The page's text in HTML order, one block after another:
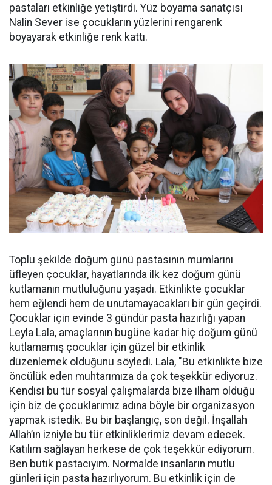
pastaları etkinliğe yetiştirdi. Yüz boyama sanatçısı
Nalin Sever ise çocukların yüzlerini rengarenk
boyayarak etkinliğe renk kattı.
Toplu şekilde doğum günü pastasının mumlarını
üfleyen çocuklar, hayatlarında ilk kez doğum günü
kutlamanın mutluluğunu yaşadı. Etkinlikte çocuklar
hem eğlendi hem de unutamayacakları bir gün geçirdi.
Çocuklar için evinde 3 gündür pasta hazırlığı yapan
Leyla Lala, amaçlarının bugüne kadar hiç doğum günü
kutlamamış çocuklar için güzel bir etkinlik
düzenlemek olduğunu söyledi. Lala, "Bu etkinlikte bize
öncülük eden muhtarımıza da çok teşekkür ediyoruz.
Kendisi bu tür sosyal çalışmalarda bize ilham olduğu
için biz de çocuklarımız adına böyle bir organizasyon
yapmak istedik. Bu bir başlangıç, son değil. İnşallah
Allah’ın izniyle bu tür etkinliklerimiz devam edecek.
Katılım sağlayan herkese de çok teşekkür ediyorum.
Ben butik pastacıyım. Normalde insanların mutlu
günleri için pasta hazırlıyorum. Bu etkinlik için de